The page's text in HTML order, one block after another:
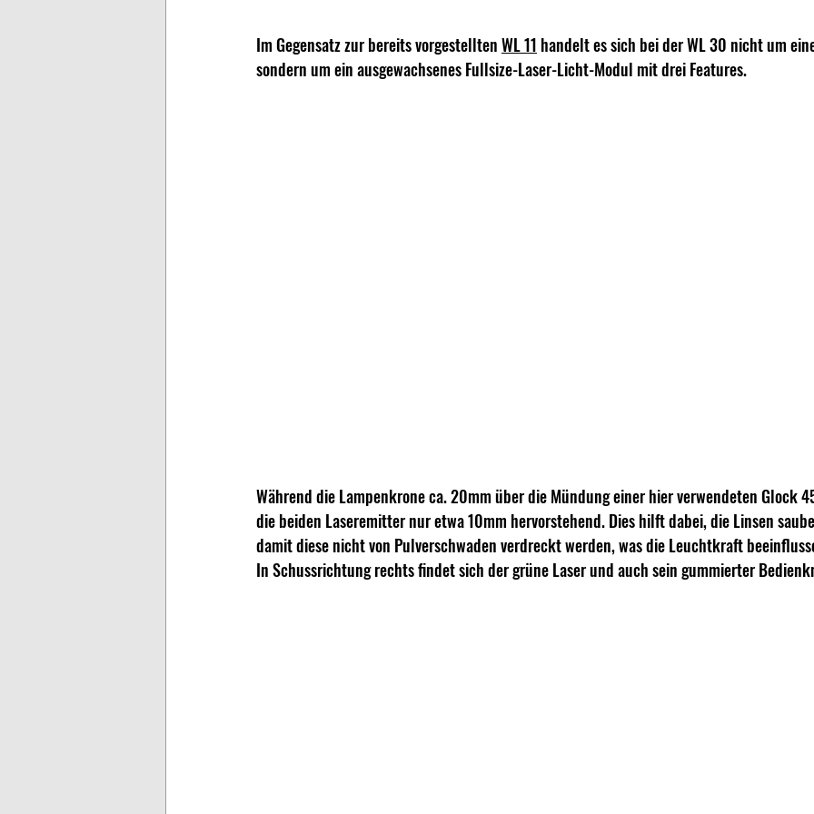
Im Gegensatz zur bereits vorgestellten WL 11 handelt es sich bei der WL 30 nicht um
sondern um ein ausgewachsenes Fullsize-Laser-Licht-Modul mit drei Features.
Während die Lampenkrone ca. 20mm über die Mündung einer hier verwendeten Glock
die beiden Laseremitter nur etwa 10mm hervorstehend. Dies hilft dabei, die Linsen
damit diese nicht von Pulverschwaden verdreckt werden, was die Leuchtkraft
In Schussrichtung rechts findet sich der grüne Laser und auch sein gummierter